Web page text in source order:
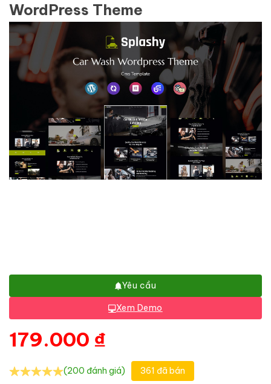
WordPress Theme
Yêu cầu
Xem Demo
179.000 ₫
(200 đánh giá) 361 đã bán